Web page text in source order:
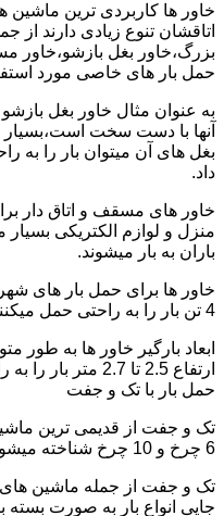
خاور ها کاربردی ترین ماشین
اتاقشان تنوع زیادی دارند از
بزرگ،خاور بغل بازشو،خاور
حمل بار های خاصی مورد
به عنوان مثال خاور بغل
آنها با دست سخت
بغل های آن میتوان بار را به
داد.
خاور های مسقف و اتاق دار
منزل و لوازم الکتریکی
باران به بار میشوند.
خاور ها برای حمل بار های
4 تن بار را به راحتی حمل میکنند.
ارتفاع 2.5 تا 2.7 متر بار را به راحتی میتوان روی آنها قرار داد.
حمل بار با تک و جفت
تک و جفت از قدیمی ترین
6 چرخ و 10 چرخ شناخته میشوند.
تک و جفت از جمله ماشین های
جایی انواع بار به صورت بسته